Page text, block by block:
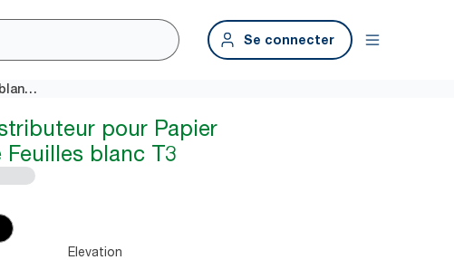
Se connecter
Tork Distributeur pour Papier Toilette Feuilles blanc T3
pour Papier
Feuilles blanc T3
Elevation